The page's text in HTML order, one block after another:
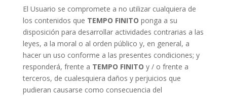
El Usuario se compromete a no utilizar cualquiera de
los contenidos que TEMPO FINITO ponga a su
disposición para desarrollar actividades contrarias a las
leyes, a la moral o al orden público y, en general, a
hacer un uso conforme a las presentes condiciones; y
responderá, frente a TEMPO FINITO y / o frente a
terceros, de cualesquiera daños y perjuicios que
pudieran causarse como consecuencia del